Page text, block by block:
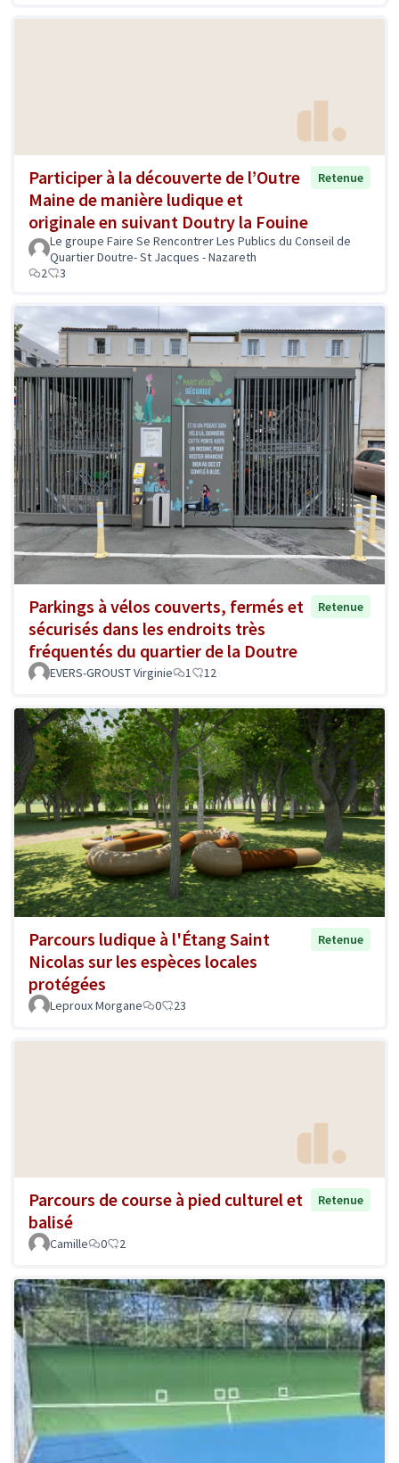
Participer à la découverte de l’Outre
Maine de manière ludique et
originale en suivant Doutry la Fouine
Retenue
Le groupe Faire Se Rencontrer Les Publics du Conseil de
Quartier Doutre- St Jacques - Nazareth
2
3
Parkings à vélos couverts, fermés et
sécurisés dans les endroits très
fréquentés du quartier de la Doutre
Retenue
EVERS-GROUST Virginie 1 12
Parcours ludique à l'Étang Saint
Nicolas sur les espèces locales
protégées
Retenue
Leproux Morgane 0 23
Parcours de course à pied culturel et
balisé
Retenue
Camille 0 2